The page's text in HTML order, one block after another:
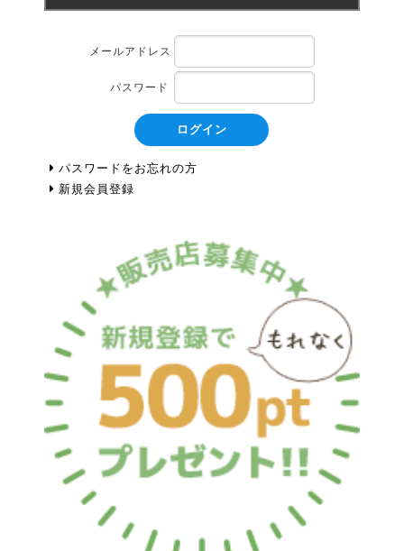
メールアドレス
パスワード
ログイン
パスワードをお忘れの方
新規会員登録